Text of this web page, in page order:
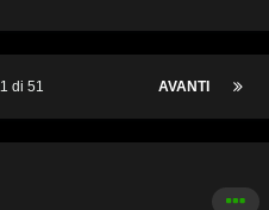
AVANTI
di 51